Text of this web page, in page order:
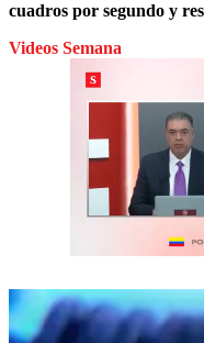
cuadros por segundo y
Videos Semana